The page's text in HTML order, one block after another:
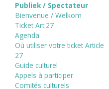
Publiek / Spectateur
Bienvenue / Welkom
Ticket Art.27
Agenda
Où utiliser votre ticket Article
27
Guide culturel
Appels à participer
Comités culturels